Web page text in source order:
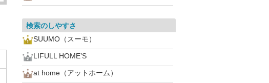
検索のしやすさ
SUUMO（スーモ）
LIFULL HOME’S
at home（アットホーム）